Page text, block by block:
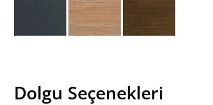
Dolgu Seçenekleri